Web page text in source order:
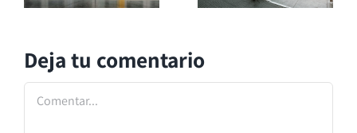
Deja tu comentario
Comentar